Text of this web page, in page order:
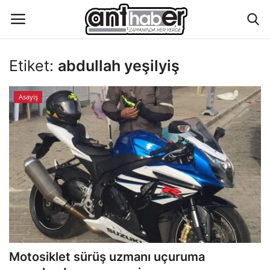
Eğitim
Aktüel Magazin
Hakkımızda
İletişim
Asayiş
Etiket: abdullah yeşilyiş
Asayiş
Motosiklet sürüş uzmanı uçuruma